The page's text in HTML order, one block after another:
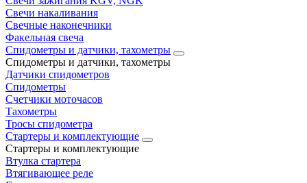
Свечи накаливания
Свечные наконечники
Факельная свеча
Спидометры и датчики, тахометры
Спидометры и датчики, тахометры
Датчики спидометров
Спидометры
Счетчики моточасов
Тахометры
Тросы спидометра
Стартеры и комплектующие
Стартеры и комплектующие
Втулка стартера
Втягивающее реле